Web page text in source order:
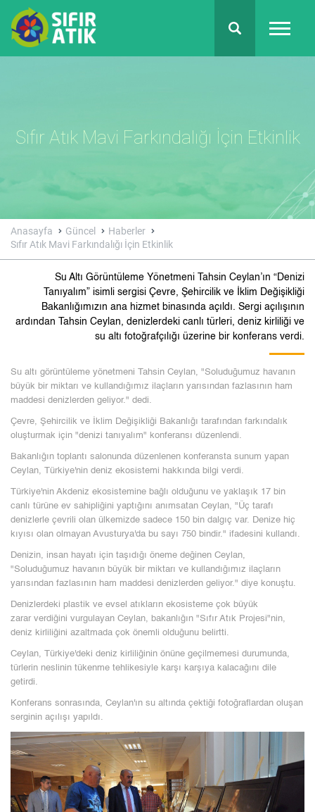
Sıfır Atık Mavi Farkındalığı İçin Etkinlik
Anasayfa Güncel
Haberler
Sıfır Atık Mavi Farkındalığı İçin Etkinlik
Su Altı Görüntüleme Yönetmeni Tahsin Ceylan’ın “Denizi
Tanıyalım” isimli sergisi Çevre, Şehircilik ve İklim Değişikliği
Bakanlığımızın ana hizmet binasında açıldı. Sergi açılışının
ardından Tahsin Ceylan, denizlerdeki canlı türleri, deniz kirliliği ve
su altı fotoğrafçılığı üzerine bir konferans verdi.
Su altı görüntüleme yönetmeni Tahsin Ceylan, "Soluduğumuz havanın
büyük bir miktarı ve kullandığımız ilaçların yarısından fazlasının ham
maddesi denizlerden geliyor." dedi.
Çevre, Şehircilik ve İklim Değişikliği Bakanlığı tarafından farkındalık
oluşturmak için "denizi tanıyalım" konferansı düzenlendi.
Bakanlığın toplantı salonunda düzenlenen konferansta sunum yapan
Ceylan, Türkiye'nin deniz ekosistemi hakkında bilgi verdi.
Türkiye'nin Akdeniz ekosistemine bağlı olduğunu ve yaklaşık 17 bin
canlı türüne ev sahipliğini yaptığını anımsatan Ceylan, "Üç tarafı
denizlerle çevrili olan ülkemizde sadece 150 bin dalgıç var. Denize hiç
kıyısı olan olmayan Avusturya'da bu sayı 750 bindir." ifadesini kullandı.
Denizin, insan hayatı için taşıdığı öneme değinen Ceylan,
"Soluduğumuz havanın büyük bir miktarı ve kullandığımız ilaçların
yarısından fazlasının ham maddesi denizlerden geliyor." diye konuştu.
Denizlerdeki plastik ve evsel atıkların ekosisteme çok büyük
zarar verdiğini vurgulayan Ceylan, bakanlığın "Sıfır Atık Projesi"nin,
deniz kirliliğini azaltmada çok önemli olduğunu belirtti.
Ceylan, Türkiye'deki deniz kirliliğinin önüne geçilmemesi durumunda,
türlerin neslinin tükenme tehlikesiyle karşı karşıya kalacağını dile
getirdi.
Konferans sonrasında, Ceylan'ın su altında çektiği fotoğraflardan oluşan
serginin açılışı yapıldı.